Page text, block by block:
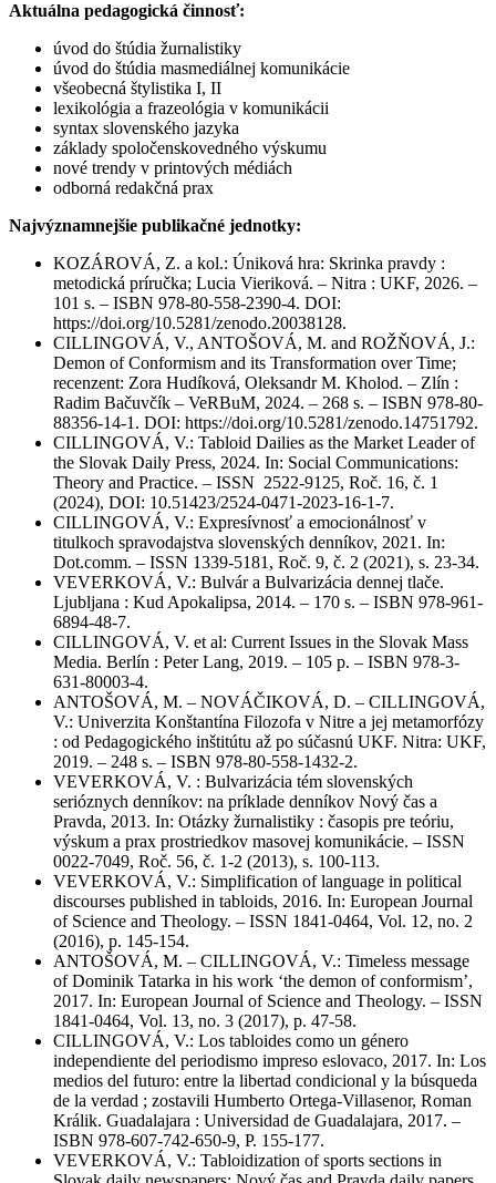
Aktuálna pedagogická činnosť:
úvod do štúdia žurnalistiky
úvod do štúdia masmediálnej komunikácie
všeobecná štylistika I, II
lexikológia a frazeológia v komunikácii
syntax slovenského jazyka
základy spoločenskovedného výskumu
nové trendy v printových médiách
odborná redakčná prax
Najvýznamnejšie publikačné jednotky:
KOZÁROVÁ, Z. a kol.: Úniková hra: Skrinka pravdy :
metodická príručka; Lucia Vieriková. – Nitra : UKF, 2026. –
101 s. – ISBN 978-80-558-2390-4. DOI:
https://doi.org/10.5281/zenodo.20038128.
CILLINGOVÁ, V., ANTOŠOVÁ, M. and ROŽŇOVÁ, J.:
Demon of Conformism and its Transformation over Time;
recenzent: Zora Hudíková, Oleksandr M. Kholod. – Zlín :
Radim Bačuvčík – VeRBuM, 2024. – 268 s. – ISBN 978-80-
88356-14-1. DOI: https://doi.org/10.5281/zenodo.14751792.
CILLINGOVÁ, V.: Tabloid Dailies as the Market Leader of
the Slovak Daily Press, 2024. In: Social Communications:
Theory and Practice. – ISSN 2522-9125, Roč. 16, č. 1
(2024), DOI: 10.51423/2524-0471-2023-16-1-7.
CILLINGOVÁ, V.: Expresívnosť a emocionálnosť v
titulkoch spravodajstva slovenských denníkov, 2021. In:
Dot.comm. – ISSN 1339-5181, Roč. 9, č. 2 (2021), s. 23-34.
VEVERKOVÁ, V.: Bulvár a Bulvarizácia dennej tlače.
Ljubljana : Kud Apokalipsa, 2014. – 170 s. – ISBN 978-961-
6894-48-7.
CILLINGOVÁ, V. et al: Current Issues in the Slovak Mass
Media. Berlín : Peter Lang, 2019. – 105 p. – ISBN 978-3-
631-80003-4.
ANTOŠOVÁ, M. – NOVÁČIKOVÁ, D. – CILLINGOVÁ,
V.: Univerzita Konštantína Filozofa v Nitre a jej metamorfózy
: od Pedagogického inštitútu až po súčasnú UKF. Nitra: UKF,
2019. – 248 s. – ISBN 978-80-558-1432-2.
VEVERKOVÁ, V. : Bulvarizácia tém slovenských
serióznych denníkov: na príklade denníkov Nový čas a
Pravda, 2013. In: Otázky žurnalistiky : časopis pre teóriu,
výskum a prax prostriedkov masovej komunikácie. – ISSN
0022-7049, Roč. 56, č. 1-2 (2013), s. 100-113.
VEVERKOVÁ, V.: Simplification of language in political
discourses published in tabloids, 2016. In: European Journal
of Science and Theology. – ISSN 1841-0464, Vol. 12, no. 2
(2016), p. 145-154.
ANTOŠOVÁ, M. – CILLINGOVÁ, V.: Timeless message
of Dominik Tatarka in his work ‘the demon of conformism’,
2017. In: European Journal of Science and Theology. – ISSN
1841-0464, Vol. 13, no. 3 (2017), p. 47-58.
CILLINGOVÁ, V.: Los tabloides como un género
independiente del periodismo impreso eslovaco, 2017. In: Los
medios del futuro: entre la libertad condicional y la búsqueda
de la verdad ; zostavili Humberto Ortega-Villasenor, Roman
Králik. Guadalajara : Universidad de Guadalajara, 2017. –
ISBN 978-607-742-650-9, P. 155-177.
VEVERKOVÁ, V.: Tabloidization of sports sections in